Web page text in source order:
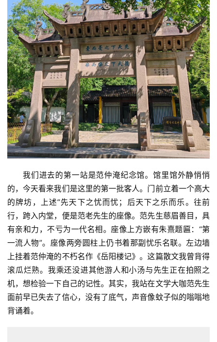
我们进去的第一站是范仲淹纪念馆。馆里馆外静悄悄
的，今天看来我们是这里的第一批客人。门前立着一个高大
的牌坊，上述“先天下之忧而忧；后天下之乐而乐。往前
行，跨入内堂，便是范老先生的座像。范先生慈眉善目，具
有亲和力，不亏为一代名相。座像上方嵌有朱熹题匾：“第
一流人物”。座像两旁圆柱上仍书着那副忧乐名联。左边墙
上挂着范仲淹的不朽名作《岳阳楼记》。这篇散文我曾背得
滚瓜烂熟。我乘还没进其他游人和小汤与先生正在拍照之
机，想检验一下自己的记性。其实，我站在文学大咖范先生
面前早已失去了信心，没有了底气，声音像蚊子似的嗡嗡地
背诵着。